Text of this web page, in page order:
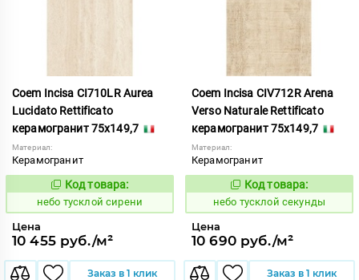
Coem Incisa CI710LR Aurea
Lucidato Rettificato
керамогранит 75x149,7
Материал:
Керамогранит
1122714
Код товара:
небо тусклой сирени
Цена
10 455 руб./м²
Заказ в 1 клик
Coem Incisa CIV712R Arena
Verso Naturale Rettificato
керамогранит 75x149,7
Материал:
Керамогранит
1122712
Код товара:
небо тусклой секунды
Цена
10 690 руб./м²
Заказ в 1 клик